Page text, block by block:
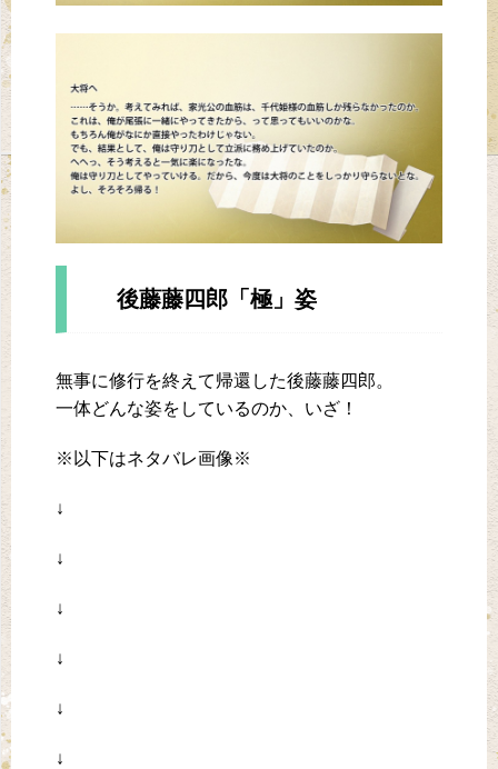
後藤藤四郎「極」姿
無事に修行を終えて帰還した後藤藤四郎。
一体どんな姿をしているのか、いざ！
※以下はネタバレ画像※
↓
↓
↓
↓
↓
↓